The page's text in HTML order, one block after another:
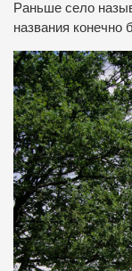
Раньше село
названия конечно